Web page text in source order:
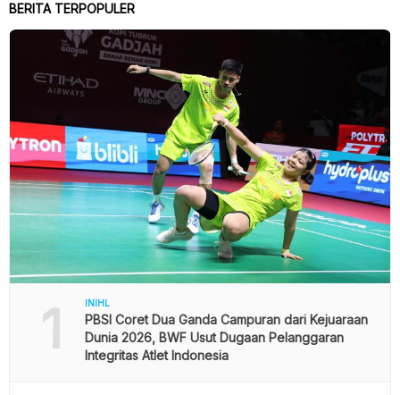
BERITA TERPOPULER
1 INIHL
PBSI Coret Dua Ganda Campuran dari Kejuaraan
Dunia 2026, BWF Usut Dugaan Pelanggaran
Integritas Atlet Indonesia